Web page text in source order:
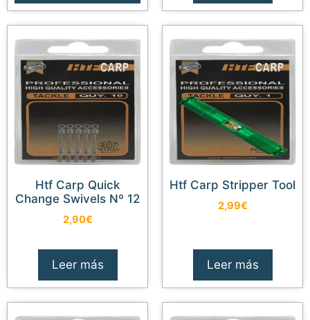
Htf Carp Quick
Change Swivels Nº 12
2,90€
Leer más
Htf Carp Stripper Tool
2,99€
Leer más